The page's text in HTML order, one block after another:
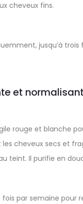
cheveux fins.
jusqu’à
et
rouge et blanche
cheveux secs et
teint. Il purifie en
par semaine pour